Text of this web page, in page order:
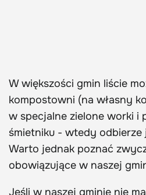
W większości gmin liście
kompostowni (na własny
w specjalne zielone worki i
śmietniku - wtedy odbierze
Warto jednak poznać
obowiązujące w naszej
Jeśli w naszej gminie nie